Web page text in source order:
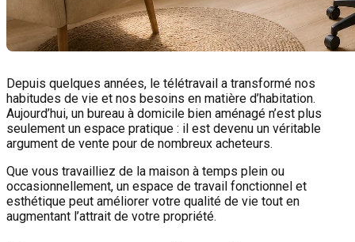
Depuis quelques années, le télétravail a transformé nos
habitudes de vie et nos besoins en matière d’habitation.
Aujourd’hui, un bureau à domicile bien aménagé n’est plus
seulement un espace pratique : il est devenu un véritable
argument de vente pour de nombreux acheteurs.
Que vous travailliez de la maison à temps plein ou
occasionnellement, un espace de travail fonctionnel et
esthétique peut améliorer votre qualité de vie tout en
augmentant l’attrait de votre propriété.